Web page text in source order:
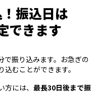
振込日は
できます
で振り込みます。お急ぎの
込むことができます。
には、 最長30日後まで振